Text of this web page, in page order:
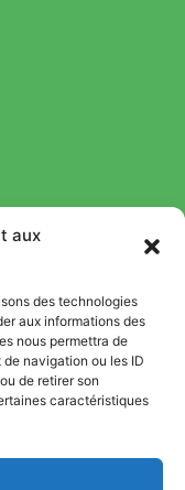
aux
des technologies
aux informations des
nous permettra de
navigation ou les ID
de retirer son
caractéristiques
Michel Cohen pour
|Bromance
et Sport